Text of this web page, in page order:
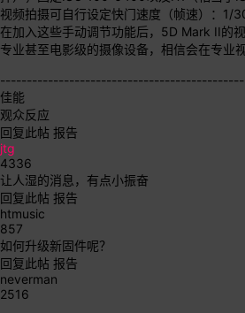
视频拍摄可自行设定快门速度（帧速）：1/
在加入这些手动调节功能后，5D Mark II的
专业甚至电影级的摄像设备，相信会在专业
佳能
观众反应
回复此帖 报告
jtg
4336
让人湿的消息，有点小振奋
回复此帖 报告
htmusic
857
如何升级新固件呢？
回复此帖 报告
neverman
2516